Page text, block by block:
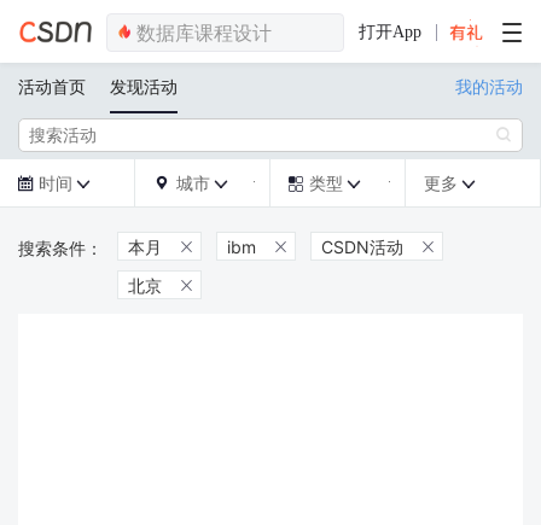
打开App
活动首页 发现活动 我的活动

 时间   城市   类型  更多 
本月  ibm  CSDN活动 
北京 